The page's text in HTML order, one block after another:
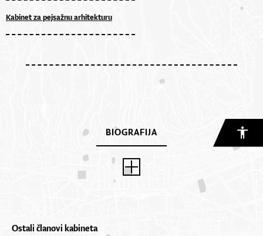
Kabinet za pejsažnu arhitekturu
BIOGRAFIJA
Ostali članovi kabineta